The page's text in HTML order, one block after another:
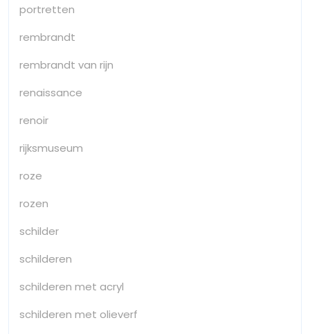
portretten
rembrandt
rembrandt van rijn
renaissance
renoir
rijksmuseum
roze
rozen
schilder
schilderen
schilderen met acryl
schilderen met olieverf